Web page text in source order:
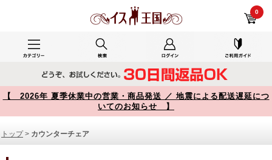
0
【 2026年 夏季休業中の営業・商品発送 ／ 地震による配送遅延につ
いてのお知らせ 】
トップ> カウンターチェア